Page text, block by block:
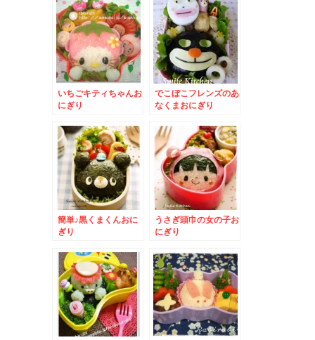
いちごキティちゃんお
にぎり
でこぼこフレンズのあ
なくまおにぎり
簡単♪黒くまくんおに
ぎり
うさぎ頭巾の女の子お
にぎり